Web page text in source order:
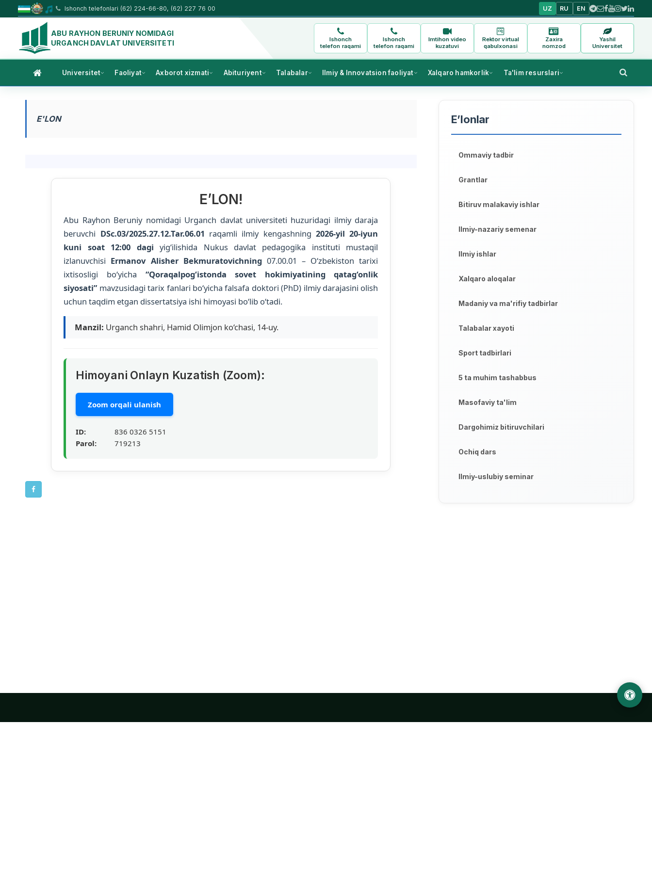
Ishonch telefonlari (62) 224-66-80, (62) 227 76 00 UZ RU EN
ABU RAYHON BERUNIY NOMIDAGI
URGANCH DAVLAT UNIVERSITETI
Ishonch
telefon raqami
Ishonch
telefon raqami
Imtihon video
kuzatuvi
Rektor virtual
qabulxonasi
Zaxira
nomzod
Yashil
Universitet
Universitet Faoliyat Axborot xizmati Abituriyent Talabalar Ilmiy & Innovatsion faoliyat Xalqaro hamkorlik Ta'lim resurslari
E'LON
E’LON!
Abu Rayhon Beruniy nomidagi Urganch davlat universiteti huzuridagi ilmiy daraja
beruvchi DSc.03/2025.27.12.Tar.06.01 raqamli ilmiy kengashning2026-yil 20-iyun
kuni soat 12:00 dagi yig‘ilishida Nukus davlat pedagogika instituti mustaqil
izlanuvchisi Ermanov Alisher Bekmuratovichning07.00.01 – O‘zbekiston tarixi
ixtisosligi bo‘yicha “Qoraqalpog‘istonda sovet hokimiyatining qatag‘onlik
siyosati” mavzusidagi tarix fanlari bo‘yicha falsafa doktori (PhD) ilmiy darajasini olish
uchun taqdim etgan dissertatsiya ishi himoyasi bo‘lib o‘tadi.
Manzil: Urganch shahri, Hamid Olimjon ko‘chasi, 14-uy.
Himoyani Onlayn Kuzatish (Zoom):
Zoom orqali ulanish
ID:
836 0326 5151
Parol:
719213
E’lonlar
Ommaviy tadbir
Grantlar
Bitiruv malakaviy ishlar
Ilmiy-nazariy semenar
Ilmiy ishlar
Xalqaro aloqalar
Madaniy va ma'rifiy tadbirlar
Talabalar xayoti
Sport tadbirlari
5 ta muhim tashabbus
Masofaviy ta'lim
Dargohimiz bitiruvchilari
Ochiq dars
Ilmiy-uslubiy seminar